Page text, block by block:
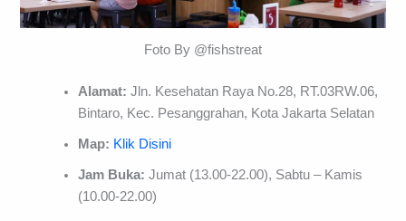
Foto By @fishstreat
Alamat: Jln. Kesehatan Raya No.28, RT.03RW.06,
Bintaro, Kec. Pesanggrahan, Kota Jakarta Selatan
Map: Klik Disini
Jam Buka: Jumat (13.00-22.00), Sabtu – Kamis
(10.00-22.00)